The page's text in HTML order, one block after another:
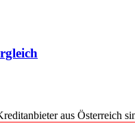
aus Österreich